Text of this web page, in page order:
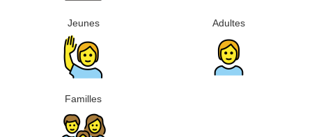
Jeunes Adultes
Familles